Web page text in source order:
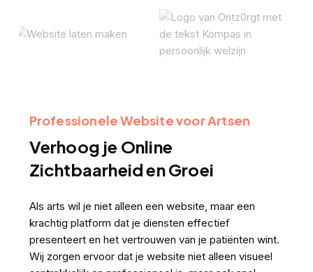
Professionele Website voor Artsen
Verhoog je Online
Zichtbaarheid en Groei
Als arts wil je niet alleen een website, maar een
krachtig platform dat je diensten effectief
presenteert en het vertrouwen van je patiënten wint.
Wij zorgen ervoor dat je website niet alleen visueel